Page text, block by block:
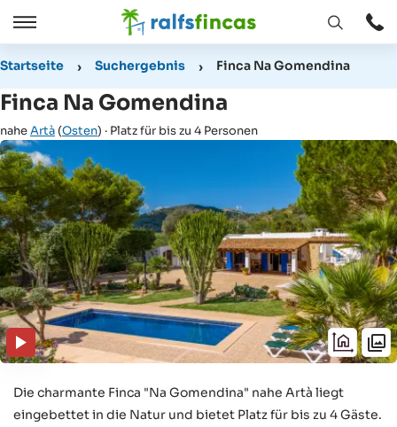
Öffnen
Schließen
Fenster
Startseite Suchergebnis Finca Na Gomendina
Finca Na Gomendina
naheArtà (Osten) · Platz für bis zu 4 Personen
Die charmante Finca "Na Gomendina" nahe Artà liegt
eingebettet in die Natur und bietet Platz für bis zu 4 Gäste.